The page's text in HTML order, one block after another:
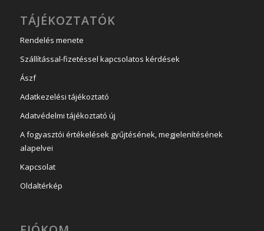
TÁJÉKOZTATÓK
Rendelés menete
Szállítással-fizetéssel kapcsolatos kérdések
Ászf
Adatkezelési tájékoztató
Adatvédelmi tájékoztató új
A fogyasztói értékelések gyűjtésének, megjelenítésének
alapelvei
Kapcsolat
Oldaltérkép